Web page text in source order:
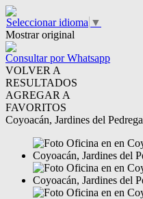
Seleccionar idioma ▼
Mostrar original
Consultar por Whatsapp
VOLVER A
RESULTADOS
AGREGAR A
FAVORITOS
Coyoacán, Jardines del